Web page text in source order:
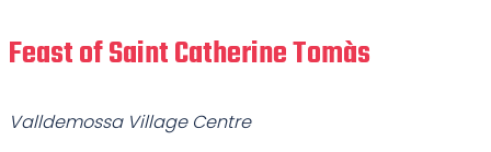
Feast of Saint Catherine Tomàs
Valldemossa Village Centre